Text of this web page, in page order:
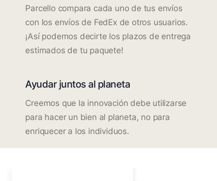
Parcello compara cada uno de tus envíos
con los envíos de FedEx de otros usuarios.
¡Así podemos decirte los plazos de entrega
estimados de tu paquete!
Ayudar juntos al planeta
Creemos que la innovación debe utilizarse
para hacer un bien al planeta, no para
enriquecer a los individuos.